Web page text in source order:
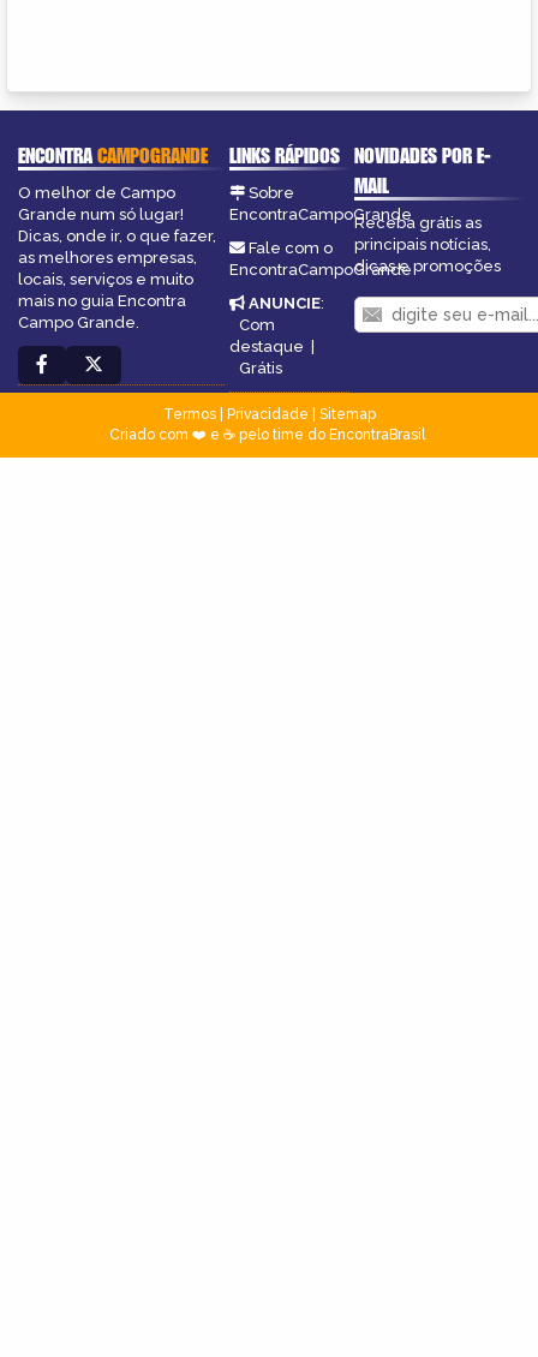
ENCONTRACAMPOGRANDE
O melhor de Campo
Grande num só lugar!
Dicas, onde ir, o que fazer,
as melhores empresas,
locais, serviços e muito
mais no guia Encontra
Campo Grande.
LINKS RÁPIDOS
Sobre
EncontraCampoGrande
Fale com o
EncontraCampoGrande
ANUNCIE:
Com
destaque
Grátis
NOVIDADES POR E-
MAIL
Receba grátis as
principais notícias,
dicas e promoções
Termos| Privacidade
Sitemap
Criado com ❤️ e ☕ pelo time do EncontraBrasil